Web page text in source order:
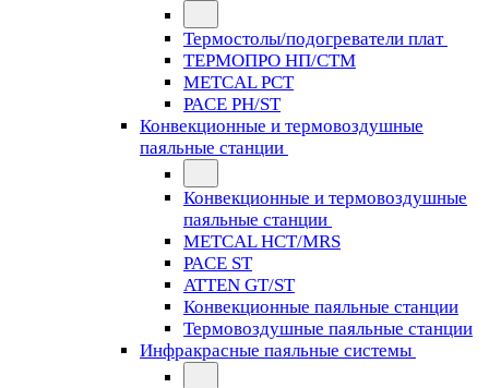
Термостолы/подогреватели плат
ТЕРМОПРО НП/СТМ
METCAL PCT
PACE PH/ST
Конвекционные и термовоздушные
паяльные станции
Конвекционные и термовоздушные
паяльные станции
METCAL HCT/MRS
PACE ST
ATTEN GT/ST
Конвекционные паяльные станции
Термовоздушные паяльные станции
Инфракрасные паяльные системы